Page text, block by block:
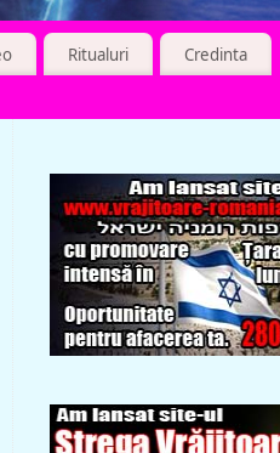
Ritualuri
Credinta